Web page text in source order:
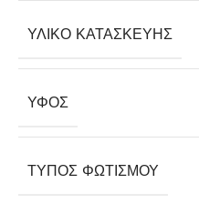
ΥΛΙΚΌ ΚΑΤΑΣΚΕΥΉΣ
ΎΦΟΣ
ΤΎΠΟΣ ΦΩΤΙΣΜΟΎ